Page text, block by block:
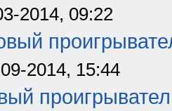
2014, 09:22
2014, 15:44